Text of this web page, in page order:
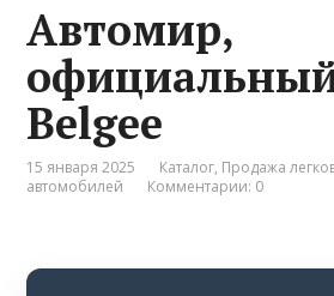
Автомир,
Belgee
15 января 2025 Каталог, Продажа
автомобилей
Комментарии: 0